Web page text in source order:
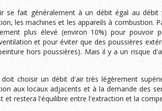
se fait généralement à un débit égal au
les machines et les appareils à combustion.
plus élevé (environ 10%) pour pouvoir
et pour éviter que des poussières
hors poussières). Mais il y a un risque
choisir un débit d'air très légèrement
aux locaux adjacents et à la demande des
et restera l'équilibre entre l'extraction et la